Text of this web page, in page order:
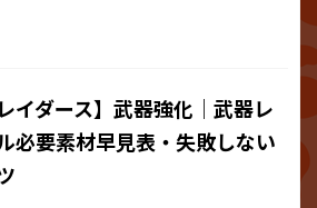
レイダース】武器強化｜武器レ
必要素材早見表・失敗しない